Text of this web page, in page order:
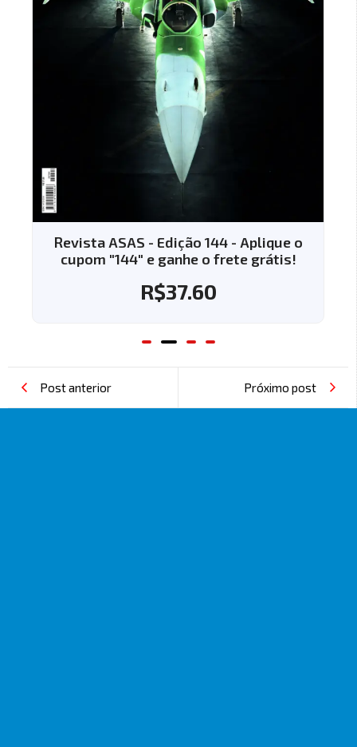
Revista ASAS - Edição 144 - Aplique o
cupom "144" e ganhe o frete grátis!
R$37.60
Post anterior Próximo post